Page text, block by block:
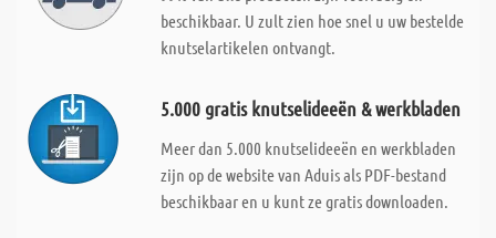
beschikbaar. U zult zien hoe snel u uw bestelde
knutselartikelen ontvangt.
5.000 gratis knutselideeën & werkbladen
Meer dan 5.000 knutselideeën en werkbladen
zijn op de website van Aduis als PDF-bestand
beschikbaar en u kunt ze gratis downloaden.